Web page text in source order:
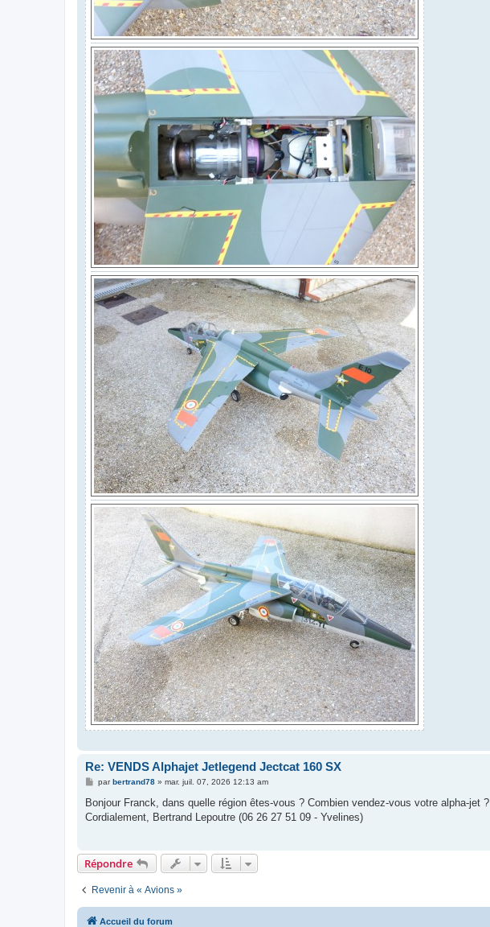
Re: VENDS Alphajet Jetlegend Jectcat 160 SX
M
s
a
parbertrand78» mar. juil. 07, 2026 12:13 am
Bonjour Franck, dans quelle région êtes-vous ? Combien vendez-vous votre alpha-jet ?
Cordialement, Bertrand Lepoutre (06 26 27 51 09 - Yvelines)
Répondre
Revenir à « Avions »
Accueil du forum